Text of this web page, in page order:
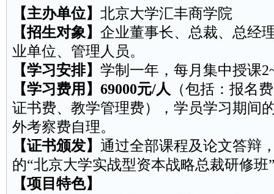
【主办单位】 北京大学汇丰商学院
【招生对象】 企业董事长、总裁、总经
业单位、管理人员。
【学习安排】 学制一年，每月集中授课
【学习费用】69000元/人 （包括：报名
证书费、教学管理费），学员学习期间
外考察费自理。
【证书颁发】 通过全部课程及论文答辩
的“北京大学实战型资本战略总裁研修班
【项目特色】